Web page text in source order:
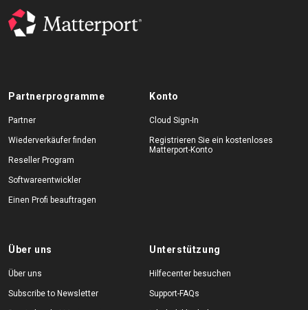
Partnerprogramme
Partner
Wiederverkäufer finden
Reseller Program
Softwareentwickler
Einen Profi beauftragen
Konto
Cloud Sign-In
Registrieren Sie ein kostenloses
Matterport-Konto
Über uns
Über uns
Subscribe to Newsletter
Unterstützung
Hilfecenter besuchen
Support-FAQs